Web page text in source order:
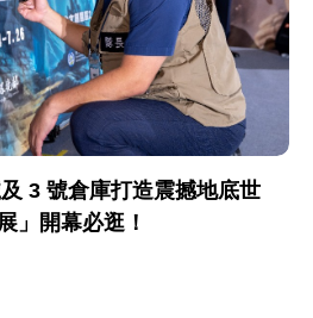
3 號倉庫打造震撼地底世
」開幕必逛！